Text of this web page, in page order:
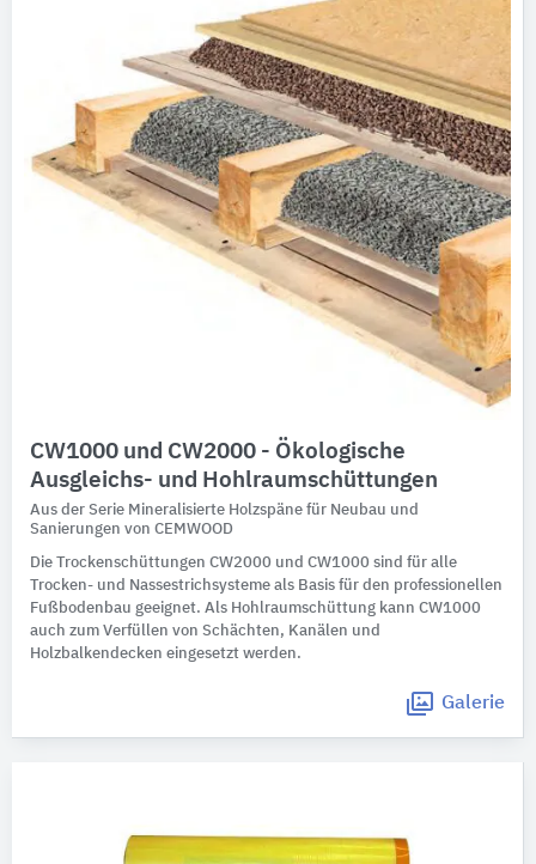
CW1000 und CW2000 - Ökologische
Ausgleichs- und Hohlraumschüttungen
Aus der Serie Mineralisierte Holzspäne für Neubau und
Sanierungen von CEMWOOD
Die Trockenschüttungen CW2000 und CW1000 sind für alle
Trocken- und Nassestrichsysteme als Basis für den professionellen
Fußbodenbau geeignet. Als Hohlraumschüttung kann CW1000
auch zum Verfüllen von Schächten, Kanälen und
Holzbalkendecken eingesetzt werden.
Galerie